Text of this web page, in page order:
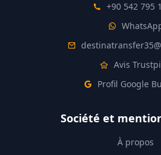
+90 542 795
Avis
Profil Google
Société et
À propos